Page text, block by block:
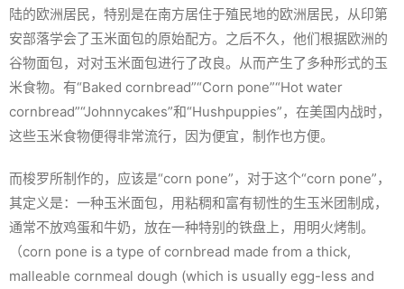
陆的欧洲居民，特别是在南方居住于殖民地的欧洲居民，从印第
安部落学会了玉米面包的原始配方。之后不久，他们根据欧洲的
谷物面包，对对玉米面包进行了改良。从而产生了多种形式的玉
米食物。有“Baked cornbread”“Corn pone”“Hot water
cornbread”“Johnnycakes”和“Hushpuppies”，在美国内战时，
这些玉米食物便得非常流行，因为便宜，制作也方便。
而梭罗所制作的，应该是“corn pone”，对于这个“corn pone”，
其定义是：一种玉米面包，用粘稠和富有韧性的生玉米团制成，
通常不放鸡蛋和牛奶，放在一种特别的铁盘上，用明火烤制。
（corn pone is a type of cornbread made from a thick,
malleable cornmeal dough (which is usually egg-less and